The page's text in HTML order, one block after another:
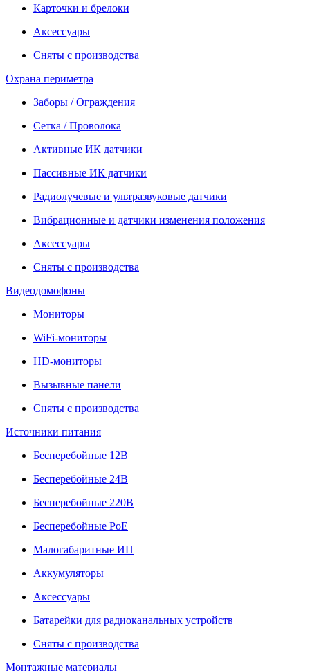
Карточки и брелоки
Аксессуары
Сняты с производства
Охрана периметра
Заборы / Ограждения
Сетка / Проволока
Активные ИК датчики
Пассивные ИК датчики
Радиолучевые и ультразвуковые датчики
Вибрационные и датчики изменения положения
Аксессуары
Сняты с производства
Видеодомофоны
Мониторы
WiFi-мониторы
HD-мониторы
Вызывные панели
Сняты с производства
Источники питания
Бесперебойные 12В
Бесперебойные 24В
Бесперебойные 220В
Бесперебойные PoE
Малогабаритные ИП
Аккумуляторы
Аксессуары
Батарейки для радиоканальных устройств
Сняты с производства
Монтажные материалы